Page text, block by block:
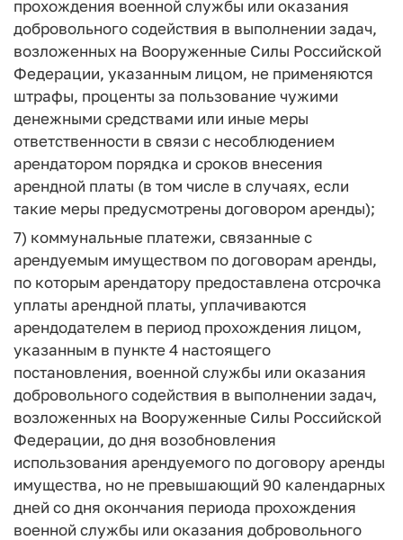
прохождения военной службы или оказания
добровольного содействия в выполнении задач,
возложенных на Вооруженные Силы Российской
Федерации, указанным лицом, не применяются
штрафы, проценты за пользование чужими
денежными средствами или иные меры
ответственности в связи с несоблюдением
арендатором порядка и сроков внесения
арендной платы (в том числе в случаях, если
такие меры предусмотрены договором аренды);
7) коммунальные платежи, связанные с
арендуемым имуществом по договорам аренды,
по которым арендатору предоставлена отсрочка
уплаты арендной платы, уплачиваются
арендодателем в период прохождения лицом,
указанным в пункте 4 настоящего
постановления, военной службы или оказания
добровольного содействия в выполнении задач,
возложенных на Вооруженные Силы Российской
Федерации, до дня возобновления
использования арендуемого по договору аренды
имущества, но не превышающий 90 календарных
дней со дня окончания периода прохождения
военной службы или оказания добровольного